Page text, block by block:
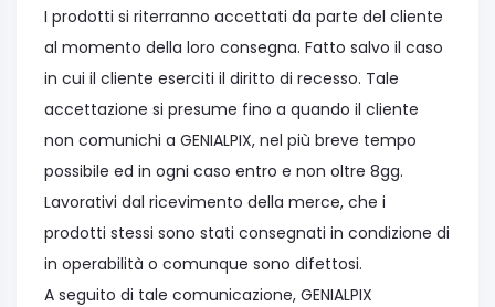
I prodotti si riterranno accettati da parte del cliente
al momento della loro consegna. Fatto salvo il caso
in cui il cliente eserciti il diritto di recesso. Tale
accettazione si presume fino a quando il cliente
non comunichi a GENIALPIX, nel più breve tempo
possibile ed in ogni caso entro e non oltre 8gg.
Lavorativi dal ricevimento della merce, che i
prodotti stessi sono stati consegnati in condizione di
in operabilità o comunque sono difettosi.
A seguito di tale comunicazione, GENIALPIX